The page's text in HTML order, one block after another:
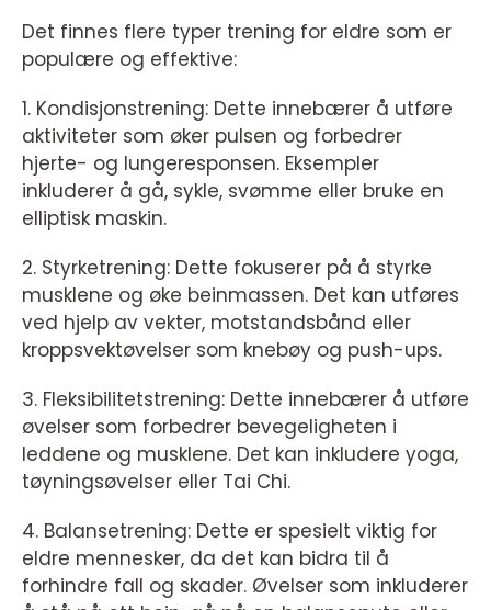
Det finnes flere typer trening for eldre som er
populære og effektive:
1. Kondisjonstrening: Dette innebærer å utføre
aktiviteter som øker pulsen og forbedrer
hjerte- og lungeresponsen. Eksempler
inkluderer å gå, sykle, svømme eller bruke en
elliptisk maskin.
2. Styrketrening: Dette fokuserer på å styrke
musklene og øke beinmassen. Det kan utføres
ved hjelp av vekter, motstandsbånd eller
kroppsvektøvelser som knebøy og push-ups.
3. Fleksibilitetstrening: Dette innebærer å utføre
øvelser som forbedrer bevegeligheten i
leddene og musklene. Det kan inkludere yoga,
tøyningsøvelser eller Tai Chi.
4. Balansetrening: Dette er spesielt viktig for
eldre mennesker, da det kan bidra til å
forhindre fall og skader. Øvelser som inkluderer